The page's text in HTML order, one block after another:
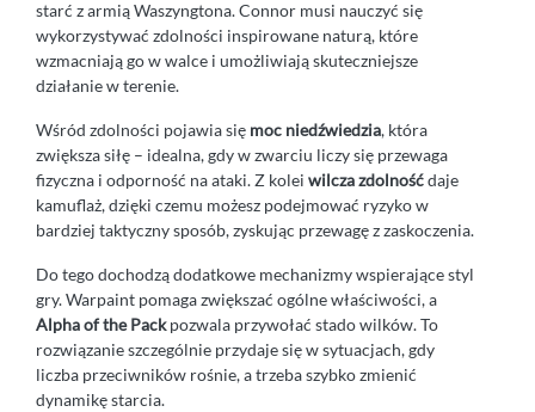
starć z armią Waszyngtona. Connor musi nauczyć się
wykorzystywać zdolności inspirowane naturą, które
wzmacniają go w walce i umożliwiają skuteczniejsze
działanie w terenie.
Wśród zdolności pojawia się moc niedźwiedzia, która
zwiększa siłę – idealna, gdy w zwarciu liczy się przewaga
fizyczna i odporność na ataki. Z kolei wilcza zdolnośćdaje
kamuflaż, dzięki czemu możesz podejmować ryzyko w
bardziej taktyczny sposób, zyskując przewagę z zaskoczenia.
Do tego dochodzą dodatkowe mechanizmy wspierające styl
gry. Warpaint pomaga zwiększać ogólne właściwości, a
Alpha of the Packpozwala przywołać stado wilków. To
rozwiązanie szczególnie przydaje się w sytuacjach, gdy
liczba przeciwników rośnie, a trzeba szybko zmienić
dynamikę starcia.